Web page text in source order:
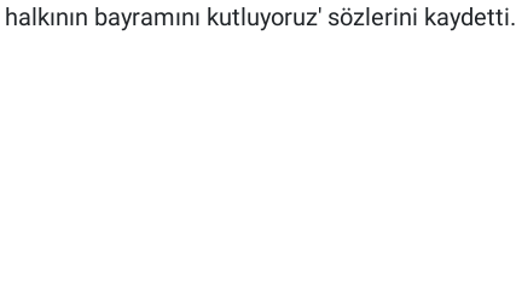
bayramını kutluyoruz' sözlerini kaydetti.